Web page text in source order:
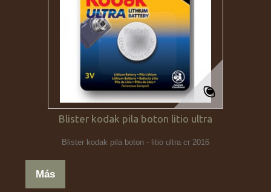
Blister kodak pila boton litio ultra
Blister kodak pila boton - litio ultra cr 2016
Más